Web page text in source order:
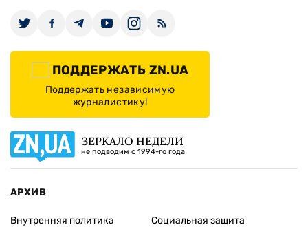
ПОДДЕРЖАТЬ ZN.UA
Поддержать независимую
журналистику!
ЗЕРКАЛО НЕДЕЛИ
не подводим с 1994-го года
АРХИВ
Внутренняя политика
Социальная защита